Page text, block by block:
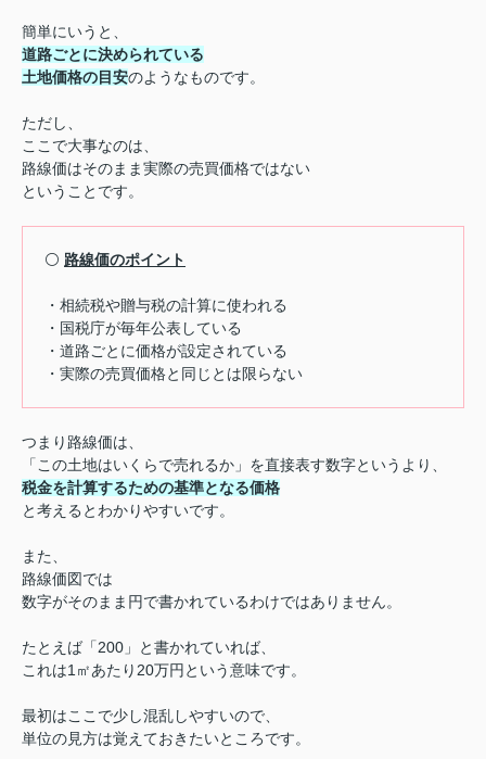
簡単にいうと、
道路ごとに決められている
土地価格の目安のようなものです。
ただし、
ここで大事なのは、
路線価はそのまま実際の売買価格ではない
ということです。
⚪️ 路線価のポイント
・相続税や贈与税の計算に使われる
・国税庁が毎年公表している
・道路ごとに価格が設定されている
・実際の売買価格と同じとは限らない
つまり路線価は、
「この土地はいくらで売れるか」を直接表す数字というより、
税金を計算するための基準となる価格
と考えるとわかりやすいです。
また、
路線価図では
数字がそのまま円で書かれているわけではありません。
たとえば「200」と書かれていれば、
これは1㎡あたり20万円という意味です。
最初はここで少し混乱しやすいので、
単位の見方は覚えておきたいところです。